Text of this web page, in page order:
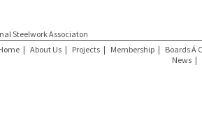
Steelwork Associaton
| About Us | Projects | Membership | Boards Á
News |